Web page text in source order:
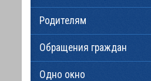
Родителям
Обращения граждан
Одно окно